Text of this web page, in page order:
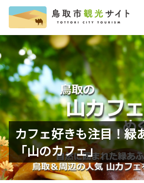
カフェ好きも注目！緑
「山のカフェ」